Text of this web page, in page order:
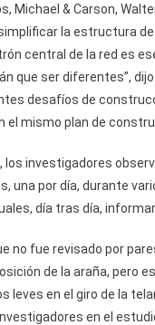
Michael & Carson,
la estructura
central de la red es
que ser diferentes”,
desafíos de
el mismo plan de
los investigadores
una por día, durante
día tras día,
no fue revisado por
de la araña, pero
leves en el giro de la
en el